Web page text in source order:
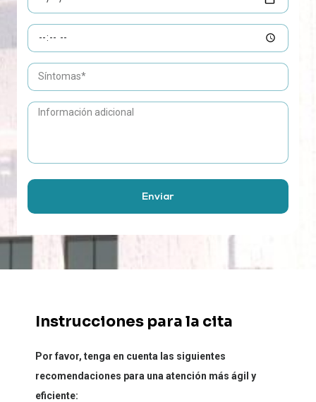
Enviar
Instrucciones para la cita
Por favor, tenga en cuenta las siguientes
recomendaciones para una atención más ágil y
eficiente: